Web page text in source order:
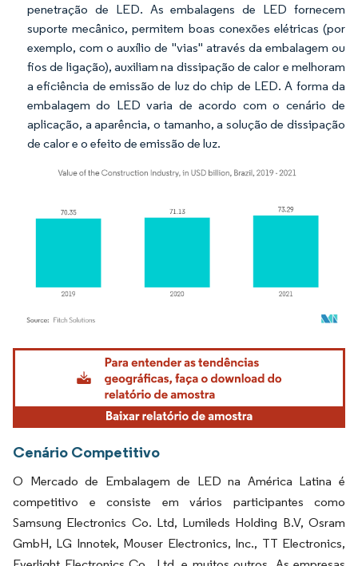
penetração de LED. As embalagens de LED fornecem
suporte mecânico, permitem boas conexões elétricas (por
exemplo, com o auxílio de "vias" através da embalagem ou
fios de ligação), auxiliam na dissipação de calor e melhoram
a eficiência de emissão de luz do chip de LED. A forma da
embalagem do LED varia de acordo com o cenário de
aplicação, a aparência, o tamanho, a solução de dissipação
de calor e o efeito de emissão de luz.
Imagem © Mordor Intelligence. O reuso requer atribuição conforme CC BY 4.0.
Cenário Competitivo
O Mercado de Embalagem de LED na América Latina é
competitivo e consiste em vários participantes como
Samsung Electronics Co. Ltd, Lumileds Holding B.V, Osram
GmbH, LG Innotek, Mouser Electronics, Inc., TT Electronics,